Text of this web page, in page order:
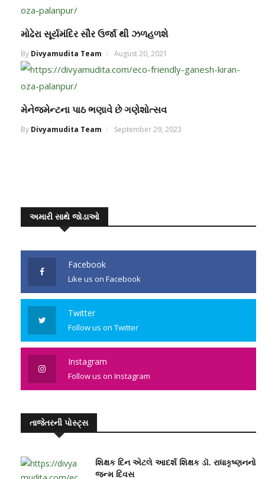
મોઢેરા સૂર્યમંદિર સૌર ઉર્જા થી ઝળહળશે
By Divyamudita Team August 20, 2021
મેનેજમેન્ટના પાઠ ભણાવે છે ગણેશોત્સવ
By Divyamudita Team September 29, 2023
અમારી સાથે જોડાઓ
Facebook
Like us on Facebook
Twitter
Follow us on Twitter
Instagram
Follow us on Instagram
તાજેતરની પોસ્ટ્સ
શિક્ષક દિન એટલે આદર્શ શિક્ષક ડૉ. રાધાકૃષ્ણનનો
જન્મ દિવસ